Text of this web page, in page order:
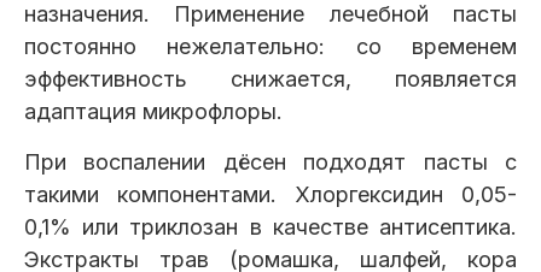
назначения. Применение лечебной пасты
постоянно нежелательно: со временем
эффективность снижается, появляется
адаптация микрофлоры.
При воспалении дёсен подходят пасты с
такими компонентами. Хлоргексидин 0,05-
0,1% или триклозан в качестве антисептика.
Экстракты трав (ромашка, шалфей, кора